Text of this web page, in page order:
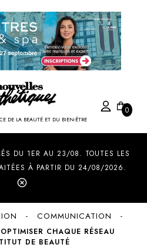
DE LA BEAUTÉ ET DU BIEN-ÊTRE
0
DU 1ER AU 23/08. TOUTES LES
À PARTIR DU 24/08/2026.
COMMUNICATION
CHAQUE RÉSEAU
DE BEAUTÉ